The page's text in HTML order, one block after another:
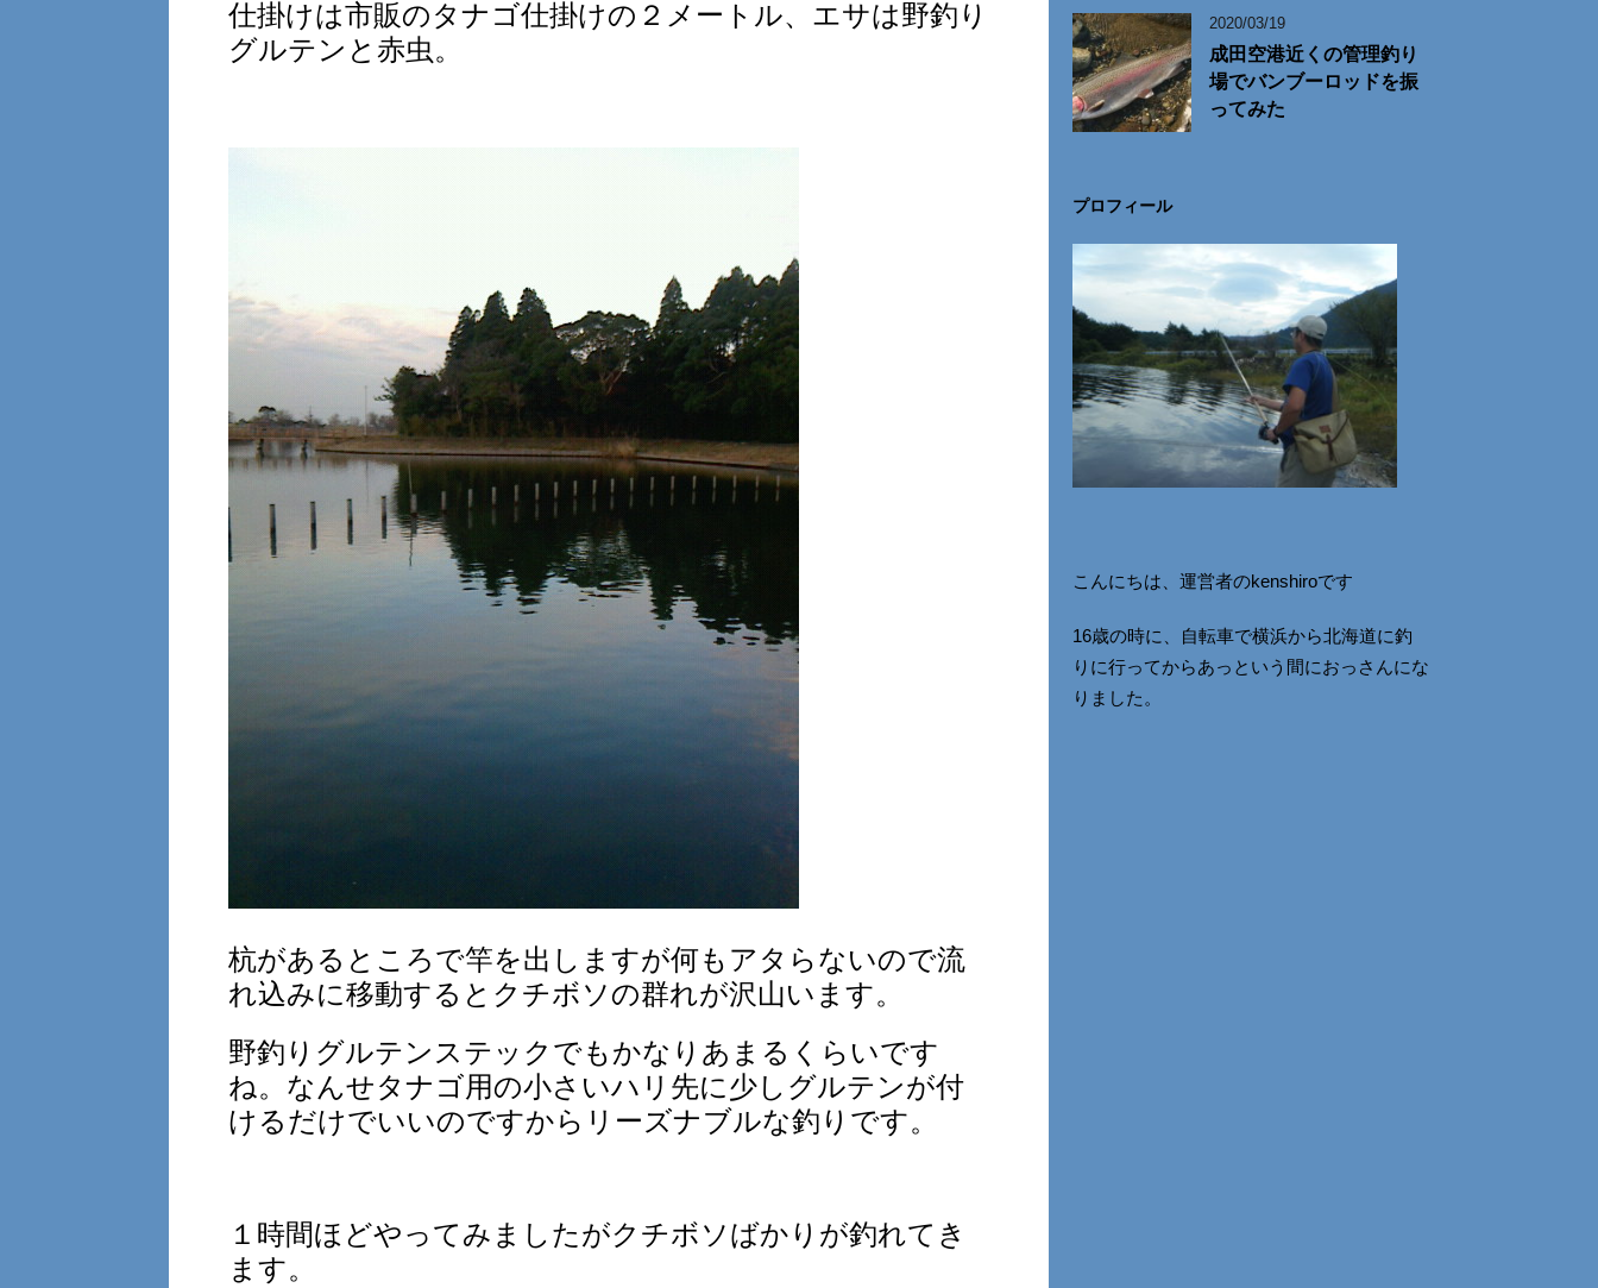
仕掛けは市販のタナゴ仕掛けの２メートル、エサは野釣り
グルテンと赤虫。
杭があるところで竿を出しますが何もアタらないので流
れ込みに移動するとクチボソの群れが沢山います。
野釣りグルテンステックでもかなりあまるくらいです
ね。なんせタナゴ用の小さいハリ先に少しグルテンが付
けるだけでいいのですからリーズナブルな釣りです。
１時間ほどやってみましたがクチボソばかりが釣れてき
ます。
2020/03/19
成田空港近くの管理釣り
場でバンブーロッドを振
ってみた
プロフィール
こんにちは、運営者のkenshiroです
16歳の時に、自転車で横浜から北海道に釣
りに行ってからあっという間におっさんにな
りました。